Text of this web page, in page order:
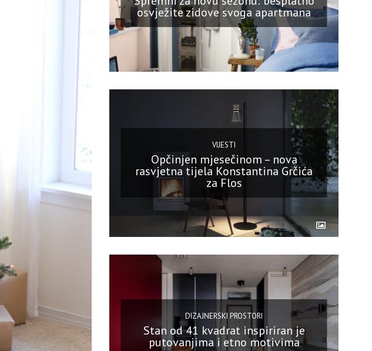
osvježite zidove svoga apartmana
VIJESTI
Opčinjen mjesečinom – nova
rasvjetna tijela Konstantina Grčića
za Flos
DIZAJNERSKI PROSTORI
Stan od 41 kvadrat inspiriran je
putovanjima i etno motivima